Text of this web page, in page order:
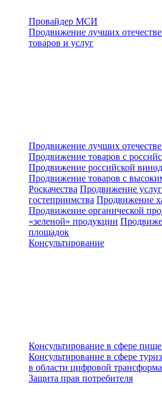
Провайдер МСИ
Продвижение лучших
товаров и услуг
Продвижение лучших
Продвижение товаров с
Продвижение российской
Продвижение товаров с
Роскачества Продвижение
гостеприимства Продвижение
Продвижение органической
«зеленой» продукции
площадок
Консультирование
Консультирование в сфере
Консультирование в сфере
в области цифровой
Защита прав потребителя